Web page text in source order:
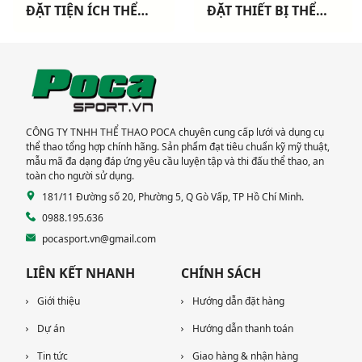
ĐẶT TIỆN ÍCH THỂ
ĐẶT THIẾT BỊ THỂ
CÔNG TY TNHH THỂ THAO POCA chuyên cung cấp lưới và dụng cụ
thể thao tổng hợp chính hãng. Sản phẩm đạt tiêu chuẩn kỹ mỹ thuật,
mẫu mã đa dạng đáp ứng yêu cầu luyện tập và thi đấu thể thao, an
toàn cho người sử dụng.
181/11 Đường số 20, Phường 5, Q Gò Vấp, TP Hồ Chí Minh.
0988.195.636
pocasport.vn@gmail.com
LIÊN KẾT NHANH
Giới thiệu
Dự án
Tin tức
CHÍNH SÁCH
Hướng dẫn đặt hàng
Hướng dẫn thanh toán
Giao hàng & nhận hàng